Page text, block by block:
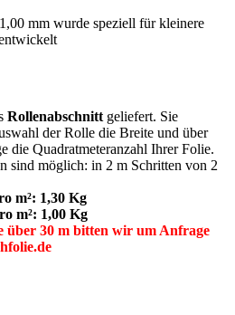
mm wurde speziell für kleinere
Rollenabschnitt geliefert. Sie
der Rolle die Breite und über
die Quadratmeteranzahl Ihrer Folie.
sind möglich: in 2 m Schritten von 2
m²: 1,30 Kg
m²: 1,00 Kg
über 30 m bitten wir um Anfrage